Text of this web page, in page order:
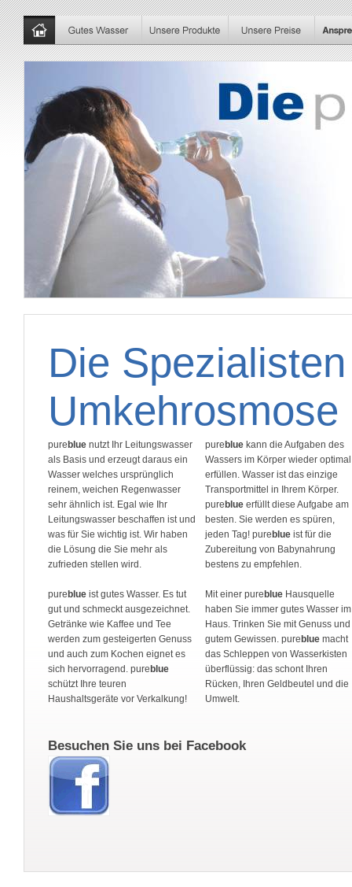
Die
pure blue nutzt Ihr Leitungswasser
als Basis und erzeugt daraus ein
Wasser welches ursprünglich
reinem, weichen Regenwasser
sehr ähnlich ist. Egal wie Ihr
Leitungswasser beschaffen ist und
was für Sie wichtig ist. Wir haben
die Lösung die Sie mehr als
zufrieden stellen wird.
pure blue ist gutes Wasser. Es tut
gut und schmeckt ausgezeichnet.
Getränke wie Kaffee und Tee
werden zum gesteigerten Genuss
und auch zum Kochen eignet es
sich hervorragend. pure blue
schützt Ihre teuren
Haushaltsgeräte vor Verkalkung!
pure blue kann die Aufgaben des
Wassers im Körper wieder optimal
erfüllen. Wasser ist das einzige
Transportmittel in Ihrem Körper.
pure blue erfüllt diese Aufgabe am
besten. Sie werden es spüren,
jeden Tag! pure blue ist für die
Zubereitung von Babynahrung
bestens zu empfehlen.
Mit einer pure blue Hausquelle
haben Sie immer gutes Wasser im
Haus. Trinken Sie mit Genuss und
gutem Gewissen. pure blue macht
das Schleppen von Wasserkisten
überflüssig: das schont Ihren
Rücken, Ihren Geldbeutel und die
Umwelt.
Besuchen Sie uns bei Facebook